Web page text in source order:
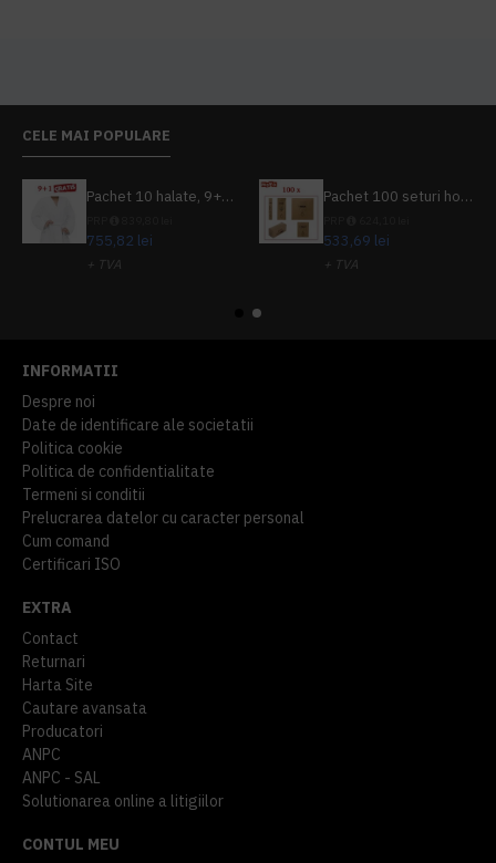
CELE MAI POPULARE
Pachet 10 halate, 9+1 gratuit
755,82 lei
+ TVA
Pachet 100 seturi hoteliere, set dentar, set barbierit, casca de dus, pila unghii, set cusut
533,69 lei
+ TVA
INFORMATII
Despre noi
Date de identificare ale societatii
Politica cookie
Politica de confidentialitate
Termeni si conditii
Prelucrarea datelor cu caracter personal
Cum comand
Certificari ISO
EXTRA
Contact
Returnari
Harta Site
Cautare avansata
Producatori
ANPC
ANPC - SAL
Solutionarea online a litigiilor
CONTUL MEU